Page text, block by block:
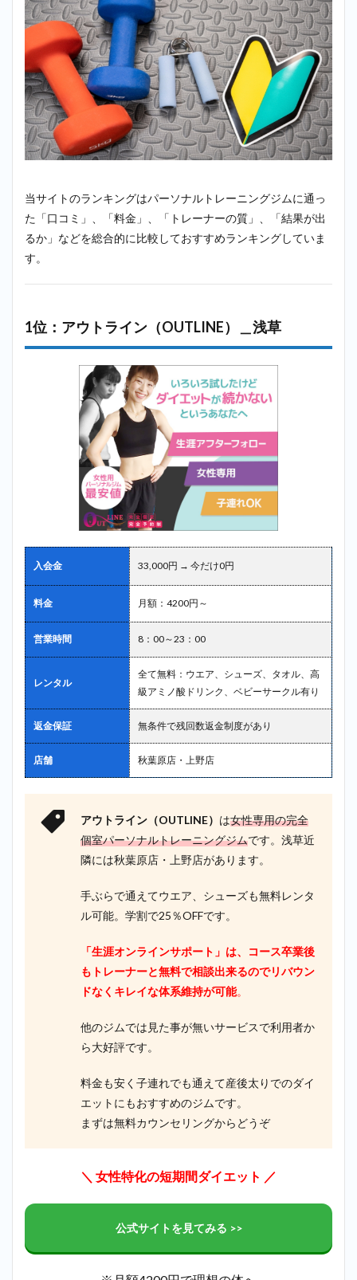
2.3
3
位：リボ
ーンマイ
セルフ
（Reborn
myself）
＿浅草
2.4
位：ミヤザ
キジム
草
2.5
5
位：ラスタ
＿浅草
ビヨンド
（BEYOND）
＿浅草
7
位：ボデ
ィインパ
クトプラ
ンナー
（Body
impact
Planner）
8
ジオコン
パス
2.9
CONCEPT）
位：ボステ
＿浅草
すならアウト
ライン
（OUTLINE）
が最もおすす
当サイトのランキングはパーソナルトレーニングジムに通っ
た「口コミ」、「料金」、「トレーナーの質」、「結果が出
るか」などを総合的に比較しておすすめランキングしていま
す。
1位：アウトライン（OUTLINE）＿浅草
入会金 33,000円 → 今だけ0円
料金 月額：4200円～
営業時間 8：00～23：00
レンタル
全て無料：ウエア、シューズ、タオル、高
級アミノ酸ドリンク、ベビーサークル有り
返金保証 無条件で残回数返金制度があり
店舗 秋葉原店・上野店
アウトライン（OUTLINE） は女性専用の完全
個室パーソナルトレーニングジムです。浅草近
隣には秋葉原店・上野店があります。
手ぶらで通えてウエア、シューズも無料レンタ
ル可能。学割で25％OFFです。
「生涯オンラインサポート」は、コース卒業後
もトレーナーと無料で相談出来るのでリバウン
ドなくキレイな体系維持が可能。
他のジムでは見た事が無いサービスで利用者か
ら大好評です。
料金も安く子連れでも通えて産後太りでのダイ
エットにもおすすめのジムです。
まずは無料カウンセリングからどうぞ
＼ 女性特化の短期間ダイエット ／
公式サイトを見てみる >>